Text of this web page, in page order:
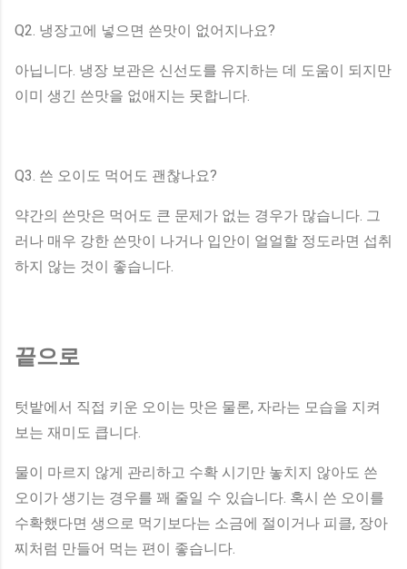
Q2. 냉장고에 넣으면 쓴맛이 없어지나요?
아닙니다. 냉장 보관은 신선도를 유지하는 데 도움이 되지만
이미 생긴 쓴맛을 없애지는 못합니다.
Q3. 쓴 오이도 먹어도 괜찮나요?
약간의 쓴맛은 먹어도 큰 문제가 없는 경우가 많습니다. 그
러나 매우 강한 쓴맛이 나거나 입안이 얼얼할 정도라면 섭취
하지 않는 것이 좋습니다.
끝으로
텃밭에서 직접 키운 오이는 맛은 물론, 자라는 모습을 지켜
보는 재미도 큽니다.
물이 마르지 않게 관리하고 수확 시기만 놓치지 않아도 쓴
오이가 생기는 경우를 꽤 줄일 수 있습니다. 혹시 쓴 오이를
수확했다면 생으로 먹기보다는 소금에 절이거나 피클, 장아
찌처럼 만들어 먹는 편이 좋습니다.